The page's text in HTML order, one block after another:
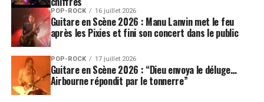
POP-ROCK 16 juillet 2026
Guitare en Scène 2026 : Manu Lanvin met le feu
après les Pixies et fini son concert dans le public
POP-ROCK 17 juillet 2026
Guitare en Scène 2026 : “Dieu envoya le déluge…
Airbourne répondit par le tonnerre”